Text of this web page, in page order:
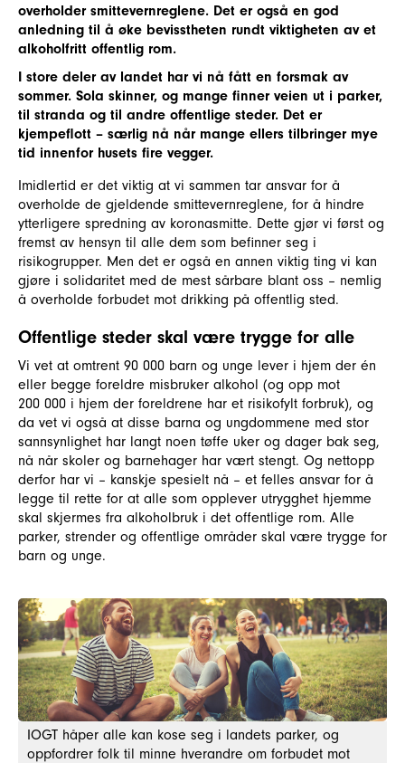
overholder smittevernreglene. Det er også en god
anledning til å øke bevisstheten rundt viktigheten av et
alkoholfritt offentlig rom.
I store deler av landet har vi nå fått en forsmak av
sommer. Sola skinner, og mange finner veien ut i parker,
til stranda og til andre offentlige steder. Det er
kjempeflott – særlig nå når mange ellers tilbringer mye
tid innenfor husets fire vegger.
Imidlertid er det viktig at vi sammen tar ansvar for å
overholde de gjeldende smittevernreglene, for å hindre
ytterligere spredning av koronasmitte. Dette gjør vi først og
fremst av hensyn til alle dem som befinner seg i
risikogrupper. Men det er også en annen viktig ting vi kan
gjøre i solidaritet med de mest sårbare blant oss – nemlig
å overholde forbudet mot drikking på offentlig sted.
Offentlige steder skal være trygge for alle
Vi vet at omtrent 90 000 barn og unge lever i hjem der én
eller begge foreldre misbruker alkohol (og opp mot
200 000 i hjem der foreldrene har et risikofylt forbruk), og
da vet vi også at disse barna og ungdommene med stor
sannsynlighet har langt noen tøffe uker og dager bak seg,
nå når skoler og barnehager har vært stengt. Og nettopp
derfor har vi – kanskje spesielt nå – et felles ansvar for å
legge til rette for at alle som opplever utrygghet hjemme
skal skjermes fra alkoholbruk i det offentlige rom. Alle
parker, strender og offentlige områder skal være trygge for
barn og unge.
IOGT håper alle kan kose seg i landets parker, og
oppfordrer folk til minne hverandre om forbudet mot